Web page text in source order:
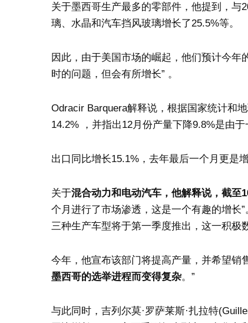
关于墨西哥生产最多的零部件，他提到，与
璃、水晶和汽车挡风玻璃增长了25.5%等。
因此，由于美国市场的崛起，他们预计今年
时的问题，但会有所增长” 。
Odracir Barquera解释说，根据国家统计和
14.2% ，并指出12月份产量下降9.8%是由于
出口同比增长15.1%，去年最后一个月更是
关于混合动力和电动汽车，他解释说，截至
个月进行了市场渗透，这是一个有趣的增长
三种生产车型将于第一季度推出，这一积极
今年，他宣布该部门将提高产量，并希望销
墨西哥的选举进程而变得复杂。”
与此同时，吉列尔莫·罗萨莱斯·扎拉特